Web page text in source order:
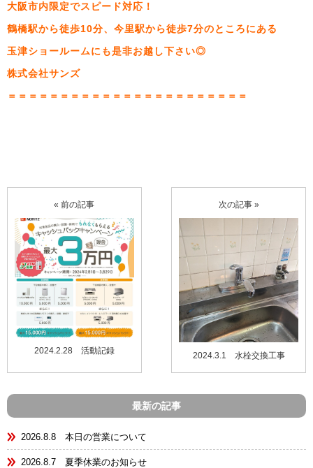
大阪市内限定でスピード対応！
鶴橋駅から徒歩10分、今里駅から徒歩7分のところにある
玉津ショールームにも是非お越し下さい◎
株式会社サンズ
＝＝＝＝＝＝＝＝＝＝＝＝＝＝＝＝＝＝＝＝＝＝＝
« 前の記事
2024.2.28 活動記録
次の記事 »
2024.3.1 水栓交換工事
最新の記事
2026.8.8 本日の営業について
2026.8.7 夏季休業のお知らせ